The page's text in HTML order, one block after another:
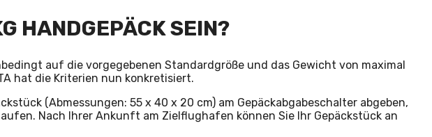
HANDGEPÄCK SEIN?
auf die vorgegebenen Standardgröße und das Gewicht von maximal
hat die Kriterien nun konkretisiert.
(Abmessungen: 55 x 40 x 20 cm) am Gepäckabgabeschalter abgeben,
Nach Ihrer Ankunft am Zielflughafen können Sie Ihr Gepäckstück an